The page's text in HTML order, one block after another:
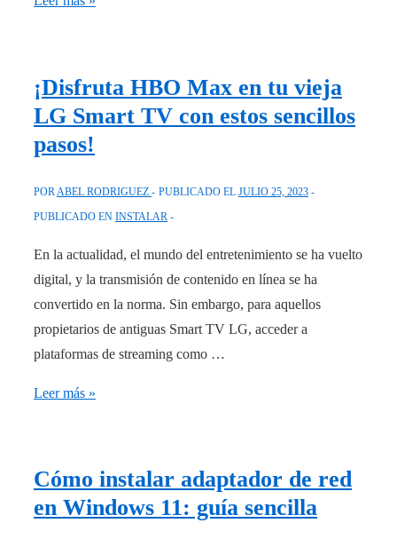
Cloud
sin
necesidad
una
cuenta
¡Disfruta HBO Max en tu vieja
LG Smart TV con estos sencillos
pasos!
POR ABEL RODRIGUEZ PUBLICADO EL JULIO 25, 2023
PUBLICADO EN INSTALAR
En la actualidad, el mundo del entretenimiento se ha vuelto
digital, y la transmisión de contenido en línea se ha
convertido en la norma. Sin embargo, para aquellos
propietarios de antiguas Smart TV LG, acceder a
plataformas de streaming como …
¡Disfruta
tu
vieja
Leer más »
Cómo instalar adaptador de red
en Windows 11: guía sencilla